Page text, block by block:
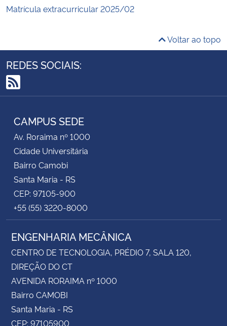
Matrícula extracurricular 2025/02
Voltar ao topo
REDES SOCIAIS:
RSS
CAMPUS SEDE
Av. Roraima nº 1000
Cidade Universitária
Bairro Camobi
Santa Maria - RS
CEP: 97105-900
+55 (55) 3220-8000
ENGENHARIA MECÂNICA
CENTRO DE TECNOLOGIA, PRÉDIO 7, SALA 120,
DIREÇÃO DO CT
AVENIDA RORAIMA nº 1000
Bairro CAMOBI
Santa Maria - RS
CEP: 97105900